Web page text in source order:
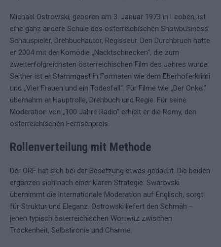
Michael Ostrowski, geboren am 3. Januar 1973 in Leoben, ist
eine ganz andere Schule des österreichischen Showbusiness:
Schauspieler, Drehbuchautor, Regisseur. Den Durchbruch hatte
er 2004 mit der Komödie „Nacktschnecken“, die zum
zweiterfolgreichsten österreichischen Film des Jahres wurde.
Seither ist er Stammgast in Formaten wie dem Eberhoferkrimi
und „Vier Frauen und ein Todesfall“. Für Filme wie „Der Onkel“
übernahm er Hauptrolle, Drehbuch und Regie. Für seine
Moderation von „100 Jahre Radio“ erhielt er die Romy, den
österreichischen Fernsehpreis.
Rollenverteilung mit Methode
Der ORF hat sich bei der Besetzung etwas gedacht. Die beiden
ergänzen sich nach einer klaren Strategie: Swarovski
übernimmt die internationale Moderation auf Englisch, sorgt
für Struktur und Eleganz. Ostrowski liefert den Schmäh –
jenen typisch österreichischen Wortwitz zwischen
Trockenheit, Selbstironie und Charme.